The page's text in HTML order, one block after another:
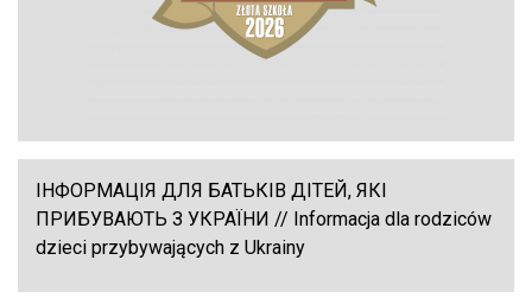
ІНФОРМАЦІЯ ДЛЯ БАТЬКІВ ДІТЕЙ, ЯКІ
ПРИБУВАЮТЬ З УКРАЇНИ // Informacja dla rodziców
dzieci przybywających z Ukrainy